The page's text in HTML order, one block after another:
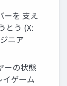
ーを 支え
とう (X:
ニア
ーの状態
イゲーム